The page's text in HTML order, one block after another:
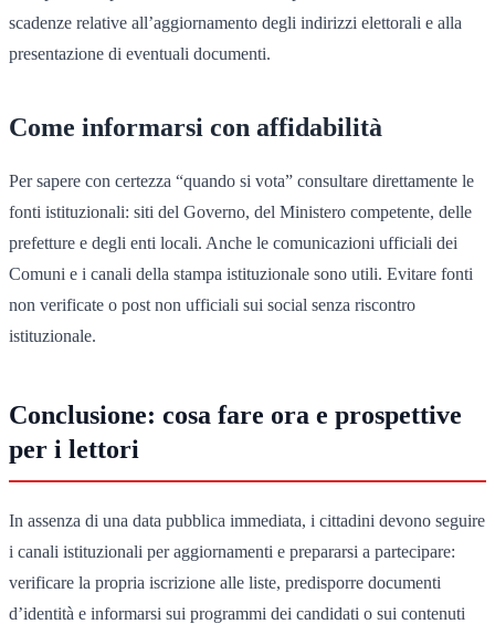
scadenze relative all’aggiornamento degli indirizzi elettorali e alla
presentazione di eventuali documenti.
Come informarsi con affidabilità
Per sapere con certezza “quando si vota” consultare direttamente le
fonti istituzionali: siti del Governo, del Ministero competente, delle
prefetture e degli enti locali. Anche le comunicazioni ufficiali dei
Comuni e i canali della stampa istituzionale sono utili. Evitare fonti
non verificate o post non ufficiali sui social senza riscontro
istituzionale.
Conclusione: cosa fare ora e prospettive
per i lettori
In assenza di una data pubblica immediata, i cittadini devono seguire
i canali istituzionali per aggiornamenti e prepararsi a partecipare:
verificare la propria iscrizione alle liste, predisporre documenti
d’identità e informarsi sui programmi dei candidati o sui contenuti